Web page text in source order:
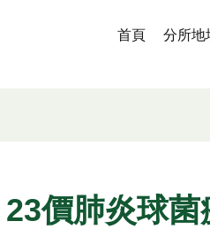
首頁 分所地
23價肺炎球菌